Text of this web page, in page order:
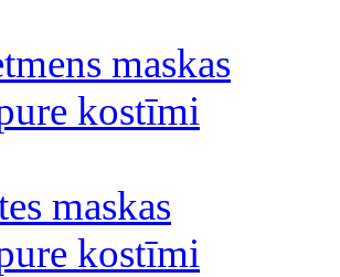
maskas
kostīmi
maskas
kostīmi